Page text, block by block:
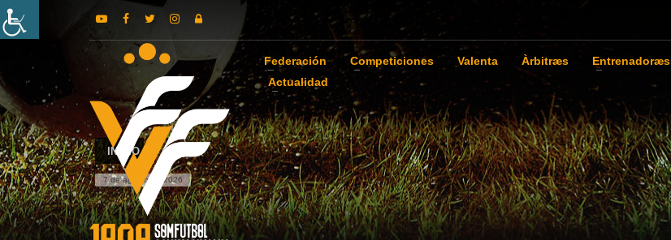
Federación Competiciones Valenta Àrbitræs Entrenadoræs
Actualidad
INICIO
7 de agosto de 2026